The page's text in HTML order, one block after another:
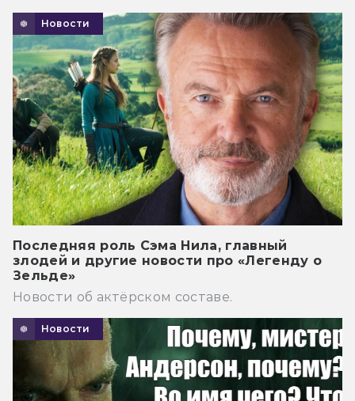
Новости
Последняя роль Сэма Нила, главный
злодей и другие новости про «Легенду о
Зельде»
Новости об актёрском составе.
Новости